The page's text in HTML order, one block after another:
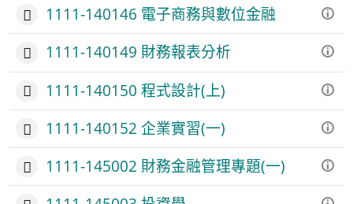
1111-140146 電子商務與數位金融
1111-140149 財務報表分析
1111-140150 程式設計(上)
1111-140152 企業實習(一)
1111-145002 財務金融管理專題(一)